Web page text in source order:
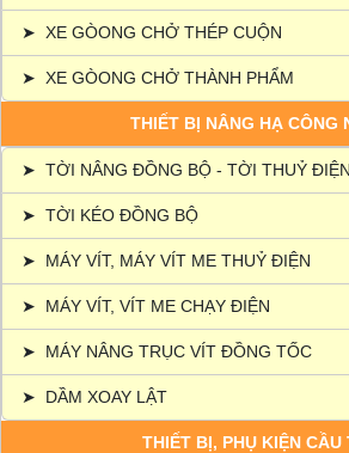
➤ XE GÒONG CHỞ THÉP CUỘN
➤ XE GÒONG CHỞ THÀNH PHẨM
THIẾT BỊ NÂNG HẠ CÔNG
➤ TỜI NÂNG ĐỒNG BỘ - TỜI THUỶ ĐIỆN
➤ TỜI KÉO ĐỒNG BỘ
➤ MÁY VÍT, MÁY VÍT ME THUỶ ĐIỆN
➤ MÁY VÍT, VÍT ME CHẠY ĐIỆN
➤ MÁY NÂNG TRỤC VÍT ĐỒNG TỐC
➤ DẦM XOAY LẬT
THIẾT BỊ, PHỤ KIỆN CẦU